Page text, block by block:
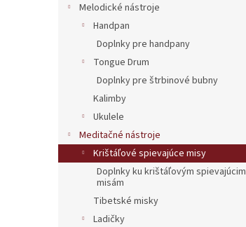
Melodické nástroje
Handpan
Doplnky pre handpany
Tongue Drum
Doplnky pre štrbinové bubny
Kalimby
Ukulele
Meditačné nástroje
Krištáľové spievajúce misy
Doplnky ku krištáľovým spievajúcim
misám
Tibetské misky
Ladičky